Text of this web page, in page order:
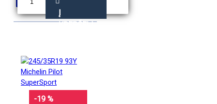
Į
KREPŠELĮ
-19 %